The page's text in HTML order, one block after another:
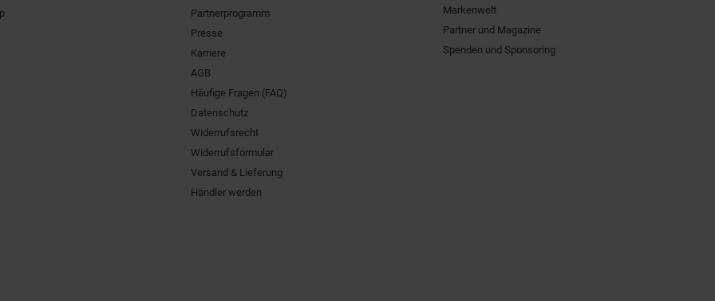
Partnerprogramm
Presse
Karriere
AGB
Häufige Fragen (FAQ)
Datenschutz
Widerrufsrecht
Widerrufsformular
Versand & Lieferung
Händler werden
Markenwelt
Partner und Magazine
Spenden und Sponsoring